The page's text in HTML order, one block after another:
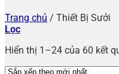
Trang chủ / Thiết Bị Sưởi
Lọc
Hiển thị 1–24 của 60 kết